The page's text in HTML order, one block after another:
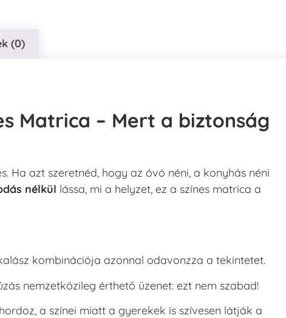
(0)
Matrica – Mert a biztonság
Ha azt szeretnéd, hogy az óvó néni, a konyhás néni
nélkül lássa, mi a helyzet, ez a színes matrica a
kombinációja azonnal odavonzza a tekintetet.
nemzetközileg érthető üzenet: ezt nem szabad!
a színei miatt a gyerekek is szívesen látják a